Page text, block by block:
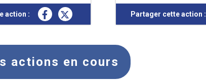
savoir plus
action : Partager cette action :
actions en cours